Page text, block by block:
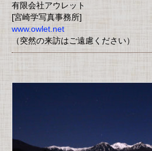
有限会社アウレット
[宮崎学写真事務所]
www.owlet.net
（突然の来訪はご遠慮ください）